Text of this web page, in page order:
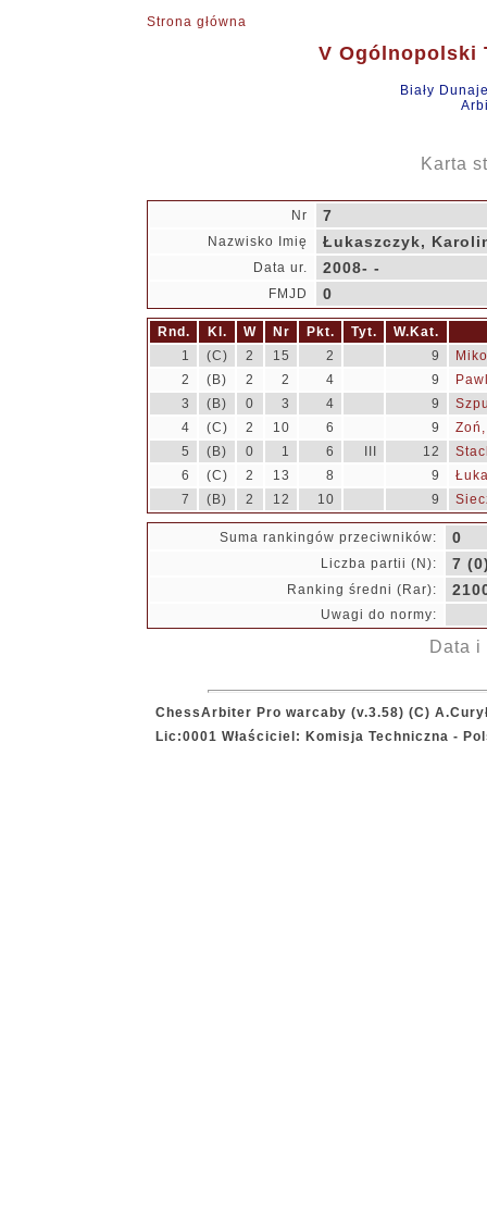
Strona główna
V Ogólnopolski
Biały
Karta
Nr 7
Nazwisko Imię Łukaszczyk,
Data ur. 2008- -
FMJD 0
Rnd. Kl. W Nr Pkt. Tyt.
W.Kat.
1
(C) 2 15 2 9
2
(B) 2 2 4 9
3
(B) 0 3 4 9
4
(C) 2 10 6 9
5
(B) 0 1 6 12
6
(C) 2 13 8 9
7
(B) 2 12 10 9
Suma rankingów przeciwników: 0
Liczba partii (N): 7
Ranking średni (Rar):
Uwagi do normy:
Data
ChessArbiter Pro warcaby (v.3.58) (C)
Lic:0001 Właściciel: Komisja Techniczna -